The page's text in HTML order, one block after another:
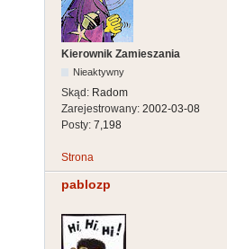
Kierownik Zamieszania
Nieaktywny
Skąd: Radom
Zarejestrowany: 2002-03-08
Posty: 7,198
Strona
pablozp